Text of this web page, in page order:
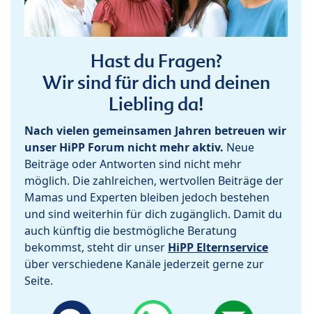
Hast du Fragen?
Wir sind für dich und deinen
Liebling da!
Nach vielen gemeinsamen Jahren betreuen wir
unser HiPP Forum nicht mehr aktiv. Neue
Beiträge oder Antworten sind nicht mehr
möglich. Die zahlreichen, wertvollen Beiträge der
Mamas und Experten bleiben jedoch bestehen
und sind weiterhin für dich zugänglich. Damit du
auch künftig die bestmögliche Beratung
bekommst, steht dir unser HiPP Elternservice
über verschiedene Kanäle jederzeit gerne zur
Seite.